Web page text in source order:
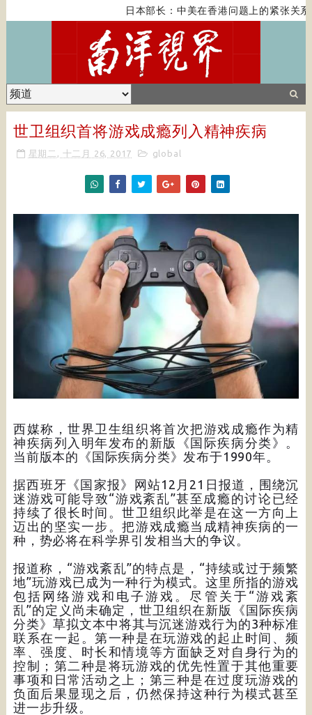
日本部长：中美在香港问题上的紧张关系
世卫组织首将游戏成瘾列入精神疾病
星期二, 十二月 26, 2017 global
西媒称，世界卫生组织将首次把游戏成瘾作为精
神疾病列入明年发布的新版《国际疾病分类》。
当前版本的《国际疾病分类》发布于1990年。
据西班牙《国家报》网站12月21日报道，围绕沉
迷游戏可能导致“游戏紊乱”甚至成瘾的讨论已经
持续了很长时间。世卫组织此举是在这一方向上
迈出的坚实一步。把游戏成瘾当成精神疾病的一
种，势必将在科学界引发相当大的争议。
报道称，“游戏紊乱”的特点是，“持续或过于频繁
地”玩游戏已成为一种行为模式。这里所指的游戏
包括网络游戏和电子游戏。尽管关于“游戏紊
乱”的定义尚未确定，世卫组织在新版《国际疾病
分类》草拟文本中将其与沉迷游戏行为的3种标准
联系在一起。第一种是在玩游戏的起止时间、频
率、强度、时长和情境等方面缺乏对自身行为的
控制；第二种是将玩游戏的优先性置于其他重要
事项和日常活动之上；第三种是在过度玩游戏的
负面后果显现之后，仍然保持这种行为模式甚至
进一步升级。